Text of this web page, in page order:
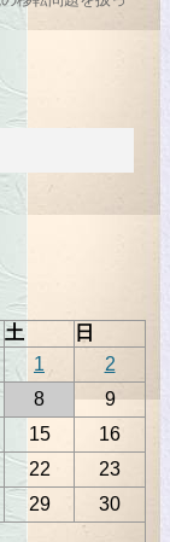
土
日
1
2
8
9
15
16
22
23
29
30